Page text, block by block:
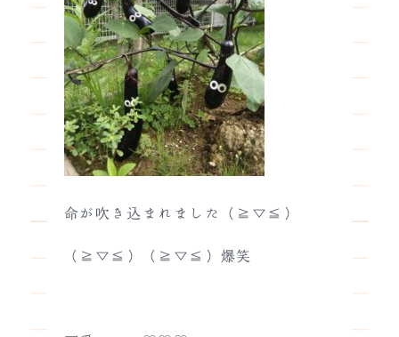
命が吹き込まれました（≧▽≦）
（≧▽≦）（≧▽≦）爆笑